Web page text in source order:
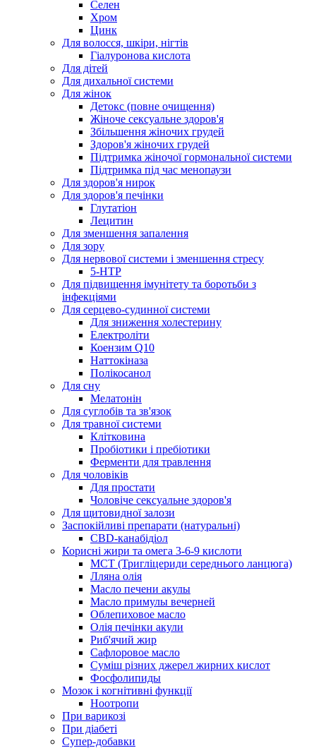
Селен
Хром
Цинк
Для волосся, шкіри, нігтів
Гіалуронова кислота
Для дітей
Для дихальної системи
Для жінок
Детокс (повне очищення)
Жіноче сексуальне здоров'я
Збільшення жіночих грудей
Здоров'я жіночих грудей
Підтримка жіночої гормональної системи
Підтримка під час менопаузи
Для здоров'я нирок
Для здоров'я печінки
Глутатіон
Лецитин
Для зменшення запалення
Для зору
Для нервової системи і зменшення стресу
5-HTP
Для підвищення імунітету та боротьби з
інфекціями
Для серцево-судинної системи
Для зниження холестерину
Електроліти
Коензим Q10
Наттокіназа
Полікосанол
Для сну
Мелатонін
Для суглобів та зв'язок
Для травної системи
Клітковина
Пробіотики і пребіотики
Ферменти для травлення
Для чоловіків
Для простати
Чоловіче сексуальне здоров'я
Для щитовидної залози
Заспокійливі препарати (натуральні)
CBD-канабідіол
Корисні жири та омега 3-6-9 кислоти
MCT (Тригліцериди середнього ланцюга)
Лляна олія
Масло печени акулы
Масло примулы вечерней
Облепиховое масло
Олія печінки акули
Риб'ячий жир
Сафлоровое масло
Суміш різних джерел жирних кислот
Фосфолипиды
Мозок і когнітивні функції
Ноотропи
При варикозі
При діабеті
Супер-добавки